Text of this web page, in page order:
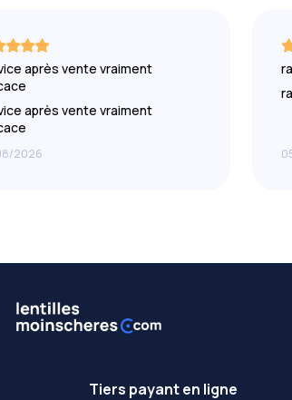
après vente vraiment
après vente vraiment
2026
Tiers payant en ligne